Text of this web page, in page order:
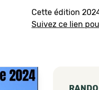
Cette édition
Suivez ce lien